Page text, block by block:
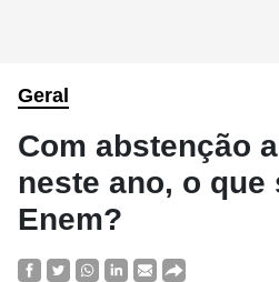
Geral
Com abstenção
neste ano, o que
Enem?